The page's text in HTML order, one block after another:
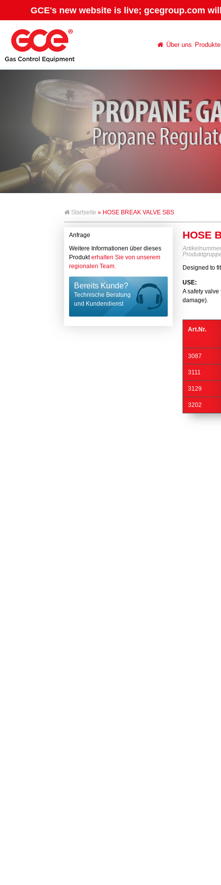
GCE's new website is live; gcegroup.com
Über uns Produkte
Startseite » HOSE BREAK VALVE SBS
Anfrage
Weitere Informationen über dieses
Produkterhalten Sie von unserem
regionalen Team.
Bereits Kunde?
Technische Beratung
und Kundendienst
HOSE
Artikelnummer
Designed to
USE:
A safety
damage).
Art.Nr.
3087
3111
3129
3202